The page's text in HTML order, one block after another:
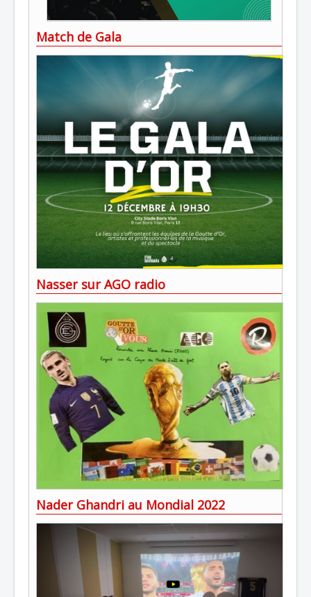
Match de Gala
Nasser sur AGO radio
Nader Ghandri au Mondial 2022